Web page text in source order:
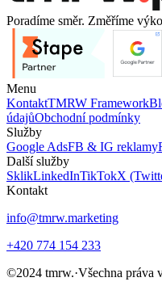
Poradíme směr. Změříme
Menu
KontaktTMRW Framework
údajůObchodní podmínky
Služby
Google AdsFB & IG reklamy
Další služby
SklikLinkedInTikTokX
Kontakt
info@tmrw.marketing
+420 774 154 233
©2024 tmrw.·Všechna práva